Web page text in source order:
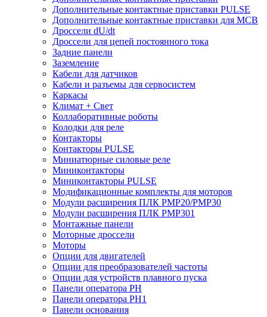
Дополнительные контактные приставки PULSE
Дополнительные контактные приставки для MCB
Дроссели dU/dt
Дроссели для цепей постоянного тока
Задние панели
Заземление
Кабели для датчиков
Кабели и разъемы для сервосистем
Каркасы
Климат + Свет
Коллаборативные роботы
Колодки для реле
Контакторы
Контакторы PULSE
Миниатюрные силовые реле
Миниконтакторы
Миниконтакторы PULSE
Модификационные комплекты для моторов
Модули расширения ПЛК PMP20/PMP30
Модули расширения ПЛК PMP301
Монтажные панели
Моторные дроссели
Моторы
Опции для двигателей
Опции для преобразователей частоты
Опции для устройств плавного пуска
Панели оператора PH
Панели оператора PH1
Панели основания